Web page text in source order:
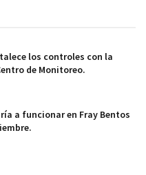
los controles con la
de Monitoreo.
a funcionar en Fray Bentos